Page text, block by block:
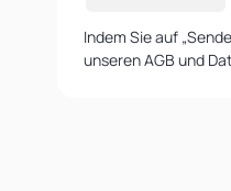
Indem Sie auf
unseren AGB und